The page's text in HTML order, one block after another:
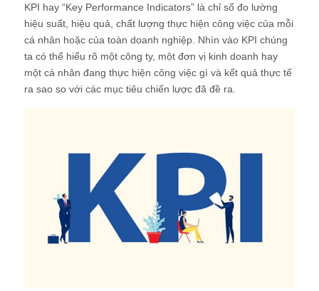
KPI hay “Key Performance Indicators” là chỉ số đo lường
hiệu suất, hiệu quả, chất lượng thực hiện công việc của mỗi
cá nhân hoặc của toàn doanh nghiệp. Nhìn vào KPI chúng
ta có thể hiểu rõ một công ty, một đơn vị kinh doanh hay
một cá nhân đang thực hiện công việc gì và kết quả thực tế
ra sao so với các mục tiêu chiến lược đã đề ra.